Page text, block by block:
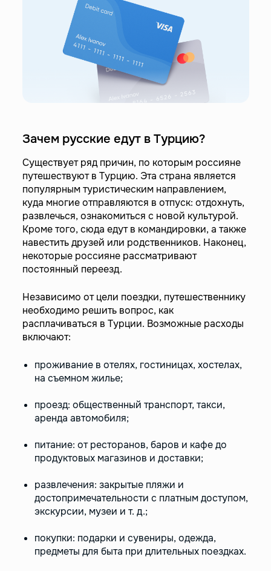
Зачем русские едут в Турцию?
Существует ряд причин, по которым россияне
путешествуют в Турцию. Эта страна является
популярным туристическим направлением,
куда многие отправляются в отпуск: отдохнуть,
развлечься, ознакомиться с новой культурой.
Кроме того, сюда едут в командировки, а также
навестить друзей или родственников. Наконец,
некоторые россияне рассматривают
постоянный переезд.
Независимо от цели поездки, путешественнику
необходимо решить вопрос, как
расплачиваться в Турции. Возможные расходы
включают:
проживание в отелях, гостиницах, хостелах,
на съемном жилье;
проезд: общественный транспорт, такси,
аренда автомобиля;
питание: от ресторанов, баров и кафе до
продуктовых магазинов и доставки;
развлечения: закрытые пляжи и
достопримечательности с платным доступом,
экскурсии, музеи и т. д.;
покупки: подарки и сувениры, одежда,
предметы для быта при длительных поездках.